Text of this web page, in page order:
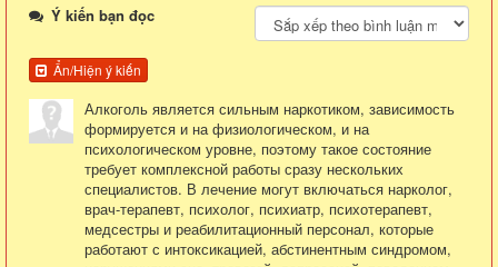
Ý kiến bạn đọc
Ẩn/Hiện ý kiến
Алкоголь является сильным наркотиком, зависимость
формируется и на физиологическом, и на
психологическом уровне, поэтому такое состояние
требует комплексной работы сразу нескольких
специалистов. В лечение могут включаться нарколог,
врач-терапевт, психолог, психиатр, психотерапевт,
медсестры и реабилитационный персонал, которые
работают с интоксикацией, абстинентным синдромом,